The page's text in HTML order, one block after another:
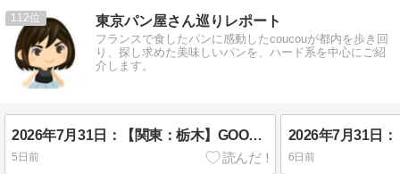
112 東京パン屋さん巡りレポート
フランスで食したパンに感動したcoucouが都内を歩き回
り、探し求めた美味しいパンを、ハード系を中心にご紹
介します。
2026年7月31日：【関東：栃木】GOODPAN!
5日前
2026年7月31日
6日前